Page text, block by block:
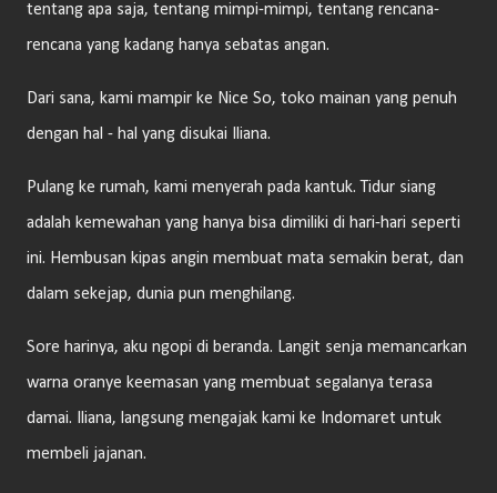
tentang apa saja, tentang mimpi-mimpi, tentang rencana-
rencana yang kadang hanya sebatas angan.
Dari sana, kami mampir ke Nice So, toko mainan yang penuh
dengan hal - hal yang disukai Iliana.
Pulang ke rumah, kami menyerah pada kantuk. Tidur siang
adalah kemewahan yang hanya bisa dimiliki di hari-hari seperti
ini. Hembusan kipas angin membuat mata semakin berat, dan
dalam sekejap, dunia pun menghilang.
Sore harinya, aku ngopi di beranda. Langit senja memancarkan
warna oranye keemasan yang membuat segalanya terasa
damai. Iliana, langsung mengajak kami ke Indomaret untuk
membeli jajanan.